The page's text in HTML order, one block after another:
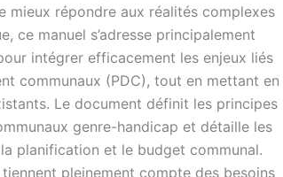
mieux répondre aux réalités complexes
ce manuel s’adresse principalement
intégrer efficacement les enjeux liés
communaux (PDC), tout en mettant en
Le document définit les principes
genre-handicap et détaille les
planification et le budget communal.
pleinement compte des besoins